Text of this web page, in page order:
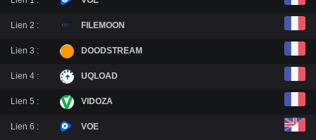
Lien 2 : FILEMOON
Lien 3 : DOODSTREAM
Lien 4 : UQLOAD
Lien 5 : VIDOZA
Lien 6 : VOE